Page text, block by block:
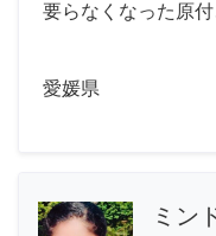
要らなくなった原
愛媛県
ミン